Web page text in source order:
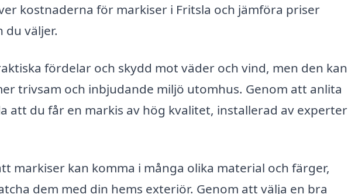
kostnaderna för markiser i Fritsla och jämföra priser
du väljer.
fördelar och skydd mot väder och vind, men den kan
trivsam och inbjudande miljö utomhus. Genom att anlita
att du får en markis av hög kvalitet, installerad av experter
markiser kan komma i många olika material och färger,
dem med din hems exteriör. Genom att välja en bra